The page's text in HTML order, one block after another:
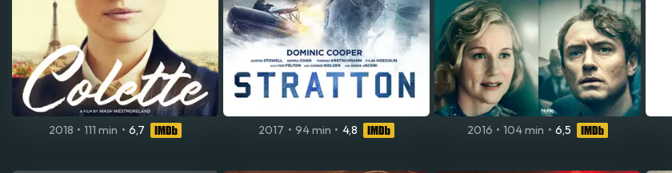
2018 • 111 min • 6,7 2017 • 94 min • 4,8 2016 • 104 min • 6,5